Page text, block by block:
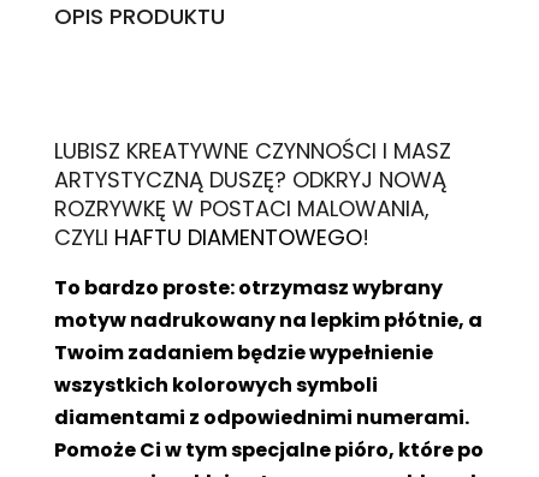
OPIS PRODUKTU
LUBISZ KREATYWNE CZYNNOŚCI I MASZ
ARTYSTYCZNĄ DUSZĘ? ODKRYJ NOWĄ
ROZRYWKĘ W POSTACI MALOWANIA,
CZYLI HAFTU DIAMENTOWEGO!
To bardzo proste: otrzymasz wybrany
motyw nadrukowany na lepkim płótnie, a
Twoim zadaniem będzie wypełnienie
wszystkich kolorowych symboli
diamentami z odpowiednimi numerami.
Pomoże Ci w tym specjalne pióro, które po